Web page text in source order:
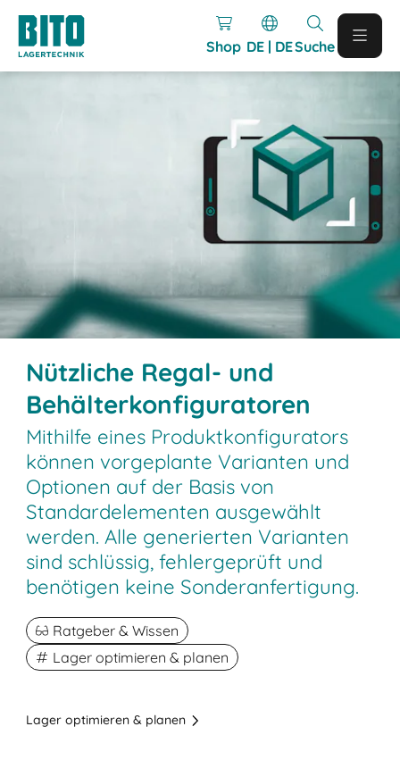
Shop DE | DESuche
Nützliche Regal- und
Behälterkonfiguratoren
Mithilfe eines Produktkonfigurators
können vorgeplante Varianten und
Optionen auf der Basis von
Standardelementen ausgewählt
werden. Alle generierten Varianten
sind schlüssig, fehlergeprüft und
benötigen keine Sonderanfertigung.
Ratgeber & Wissen
Lager optimieren & planen
Lager optimieren & planen